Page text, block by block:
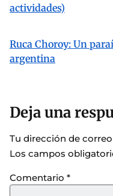
actividades)
Ruca Choroy: Un
argentina
Deja una
Tu dirección de
Los campos
Comentario *